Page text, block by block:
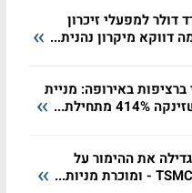
דולר למפעלי זיכרון
דווקא מיקרון נהנית...
ברציפות באירופה: מניית
מתחילת...
את ההימור על